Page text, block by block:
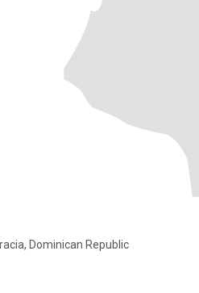
Dominican Republic